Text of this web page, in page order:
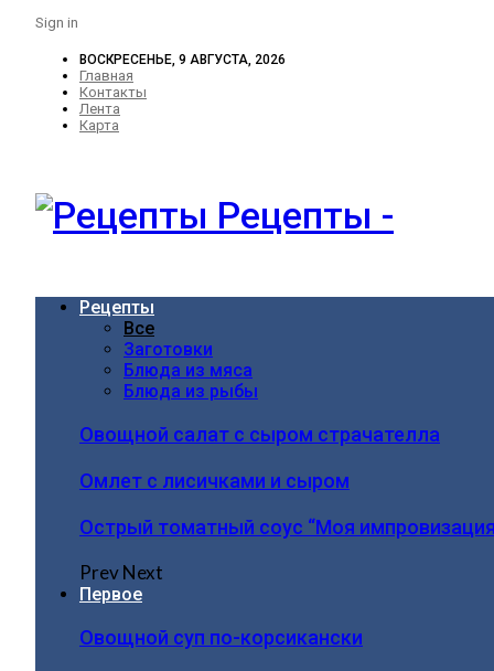
Sign in
ВОСКРЕСЕНЬЕ, 9 АВГУСТА, 2026
Главная
Контакты
Лента
Карта
Рецепты -
Рецепты
Все
Заготовки
Блюда из мяса
Блюда из рыбы
Овощной салат с сыром страчателла
Омлет с лисичками и сыром
Острый томатный соус “Моя
PrevNext
Первое
Овощной суп по-корсикански